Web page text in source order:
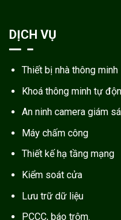
DỊCH VỤ
Thiết bị nhà thông minh
Khoá thông minh tự
An ninh camera giám
Máy chấm công
Thiết kế hạ tầng mạng
Kiểm soát cửa
Lưu trữ dữ liệu
PCCC, báo trộm.